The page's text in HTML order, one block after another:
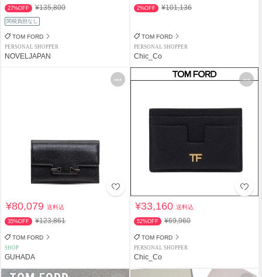
27%OFF ¥135,800
関税負担なし
TOM FORD
PERSONAL SHOPPER
NOVELJAPAN
2%OFF ¥101,136
TOM FORD
PERSONAL SHOPPER
Chic_Co
¥80,079送料込
35%OFF ¥123,861
TOM FORD
SHOP
GUHADA
¥33,160送料込
52%OFF ¥69,960
TOM FORD
PERSONAL SHOPPER
Chic_Co